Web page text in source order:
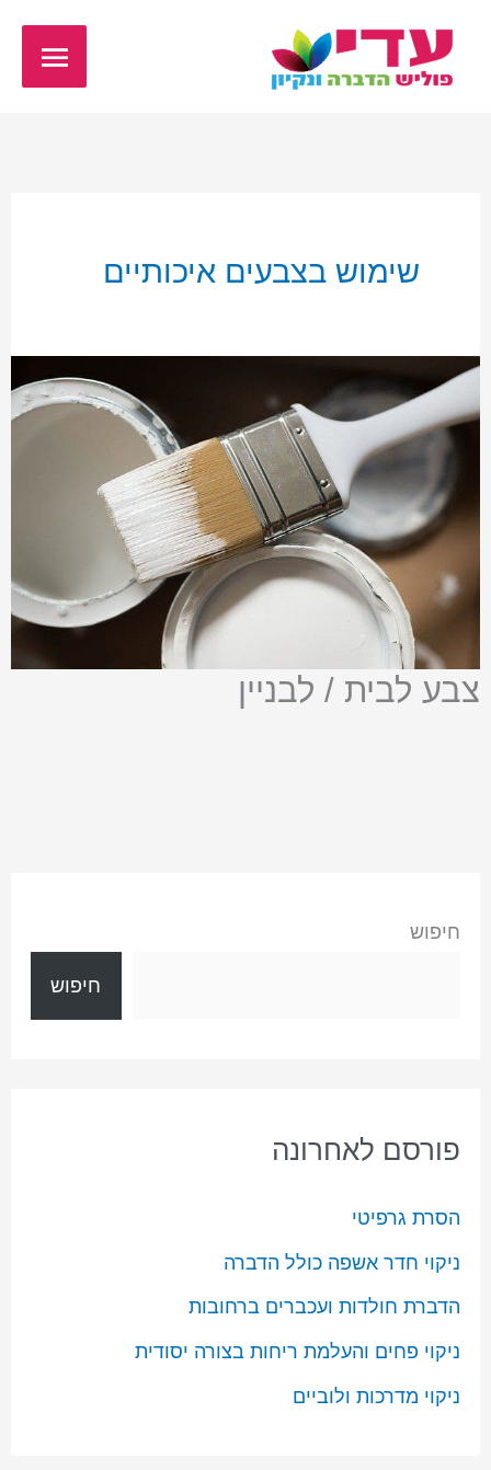
לתוכן
שימוש בצבעים איכותיים
צבע לבית / לבניין
חיפוש
חיפוש
פורסם לאחרונה
הסרת גרפיטי
ניקוי חדר אשפה כולל הדברה
הדברת חולדות ועכברים ברחובות
ניקוי פחים והעלמת ריחות בצורה יסודית
ניקוי מדרכות ולוביים